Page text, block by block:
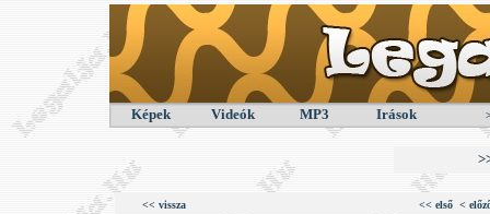
Képek Videók MP3 Irások
<< vissza << első <